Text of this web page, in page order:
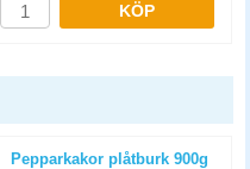
KÖP
Pepparkakor plåtburk 900g